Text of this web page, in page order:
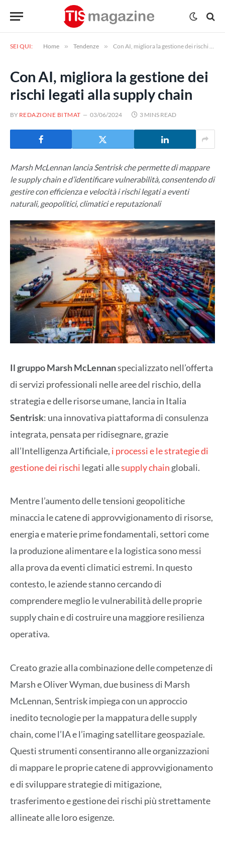
SEI QUI: Home » Tendenze » Con AI, migliora la gestione dei rischi legati alla supply chain
Con AI, migliora la gestione dei
rischi legati alla supply chain
BY REDAZIONE BITMAT 03/06/2024 3 MINS READ
Marsh McLennan lancia Sentrisk che permette di mappare
le supply chain e d’identificare vulnerabilità, consentendo di
gestire con efficienza e velocità i rischi legati a eventi
naturali, geopolitici, climatici e reputazionali
Il gruppo MarshMcLennanspecializzato nell’offerta
di servizi professionali nelle aree del rischio, della
strategia e delle risorse umane, lancia in Italia
Sentrisk: una innovativa piattaforma di consulenza
integrata, pensata per ridisegnare, grazie
all’Intelligenza Artificiale, i processi e le strategie di
gestione dei rischi legati allesupply chain globali.
Mentre l’aumento delle tensioni geopolitiche
minaccia le catene di approvvigionamento di risorse,
energia e materie prime fondamentali, settori come
la produzione alimentare e la logistica sono messi
alla prova da eventi climatici estremi. In questo
contesto, le aziende stanno cercando di
comprendere meglio le vulnerabilità delle proprie
supply chain e di costruire una maggiore resilienza
operativa.
Creato grazie alla combinazione delle competenze di
Marsh e Oliver Wyman, due business di Marsh
McLennan, Sentrisk impiega con un approccio
inedito tecnologie per la mappatura delle supply
chain, come l’IA e l’imaging satellitare geospaziale.
Questi strumenti consentiranno alle organizzazioni
di mappare le proprie catene di approvvigionamento
e di sviluppare strategie di mitigazione,
trasferimento e gestione dei rischi più strettamente
allineate alle loro esigenze.